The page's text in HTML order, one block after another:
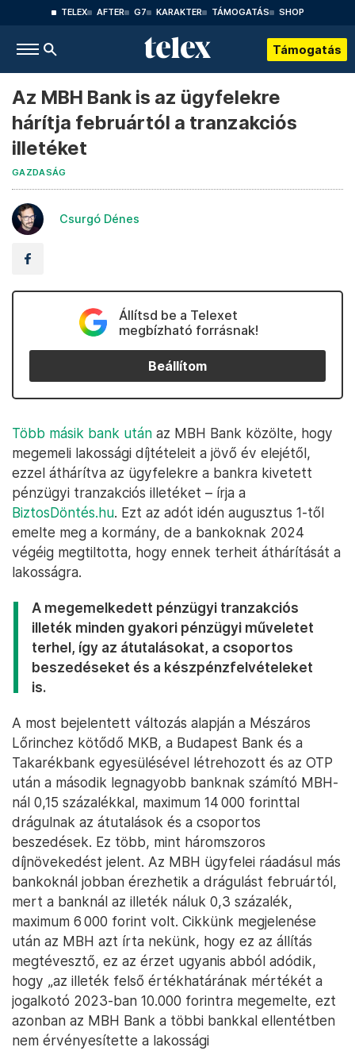
TELEX AFTER G7 KARAKTER TÁMOGATÁS SHOP
Támogatás
Az MBH Bank is az ügyfelekre
hárítja februártól a tranzakciós
illetéket
GAZDASÁG
Csurgó Dénes
Állítsd be a Telexet
megbízható forrásnak!
Beállítom
Több másik bank után az MBH Bank közölte, hogy
megemeli lakossági díjtételeit a jövő év elejétől,
ezzel áthárítva az ügyfelekre a bankra kivetett
pénzügyi tranzakciós illetéket – írja a
BiztosDöntés.hu. Ezt az adót idén augusztus 1-től
emelte meg a kormány, de a bankoknak 2024
végéig megtiltotta, hogy ennek terheit áthárítását a
lakosságra.
A megemelkedett pénzügyi tranzakciós
illeték minden gyakori pénzügyi műveletet
terhel, így az átutalásokat, a csoportos
beszedéseket és a készpénzfelvételeket
is.
A most bejelentett változás alapján a Mészáros
Lőrinchez kötődő MKB, a Budapest Bank és a
Takarékbank egyesülésével létrehozott és az OTP
után a második legnagyobb banknak számító MBH-
nál 0,15 százalékkal, maximum 14 000 forinttal
drágulnak az átutalások és a csoportos
beszedések. Ez több, mint háromszoros
díjnövekedést jelent. Az MBH ügyfelei ráadásul más
bankoknál jobban érezhetik a drágulást februártól,
mert a banknál az illeték náluk 0,3 százalék,
maximum 6 000 forint volt. Cikkünk megjelenése
után az MBH azt írta nekünk, hogy ez az állítás
megtévesztő, ez az érzet ugyanis abból adódik,
hogy „az illeték felső értékhatárának mértékét a
jogalkotó 2023-ban 10.000 forintra megemelte, ezt
azonban az MBH Bank a többi bankkal ellentétben
nem érvényesítette a lakossági